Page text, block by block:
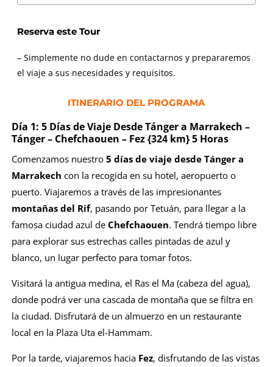
Reserva este Tour
– Simplemente no dude en contactarnos y prepararemos
el viaje a sus necesidades y requisitos.
ITINERARIO DEL PROGRAMA
Día 1: 5 Días de Viaje Desde Tánger a Marrakech –
Tánger – Chefchaouen – Fez {324 km} 5 Horas
Comenzamos nuestro 5 días de viaje desde Tánger a
Marrakech con la recogida en su hotel, aeropuerto o
puerto. Viajaremos a través de las impresionantes
montañas del Rif, pasando por Tetuán, para llegar a la
famosa ciudad azul de Chefchaouen. Tendrá tiempo libre
para explorar sus estrechas calles pintadas de azul y
blanco, un lugar perfecto para tomar fotos.
Visitará la antigua medina, el Ras el Ma (cabeza del agua),
donde podrá ver una cascada de montaña que se filtra en
la ciudad. Disfrutará de un almuerzo en un restaurante
local en la Plaza Uta el-Hammam.
Por la tarde, viajaremos hacia Fez, disfrutando de las vistas